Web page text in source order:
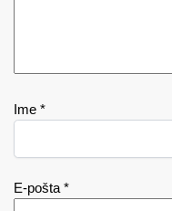
Ime *
E-pošta *